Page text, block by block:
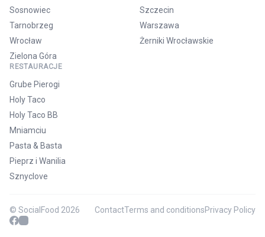
Sosnowiec
Szczecin
Tarnobrzeg
Warszawa
Wrocław
Żerniki Wrocławskie
Zielona Góra
RESTAURACJE
Grube Pierogi
Holy Taco
Holy Taco BB
Mniamciu
Pasta & Basta
Pieprz i Wanilia
Sznyclove
© SocialFood 2026 ContactTerms and conditionsPrivacy Policy